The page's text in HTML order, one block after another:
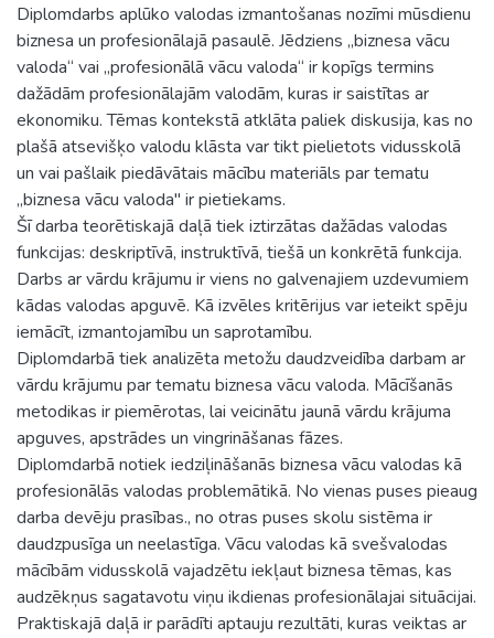
Diplomdarbs aplūko valodas izmantošanas nozīmi mūsdienu
biznesa un profesionālajā pasaulē. Jēdziens „biznesa vācu
valoda“ vai „profesionālā vācu valoda“ ir kopīgs termins
dažādām profesionālajām valodām, kuras ir saistītas ar
ekonomiku. Tēmas kontekstā atklāta paliek diskusija, kas no
plašā atsevišķo valodu klāsta var tikt pielietots vidusskolā
un vai pašlaik piedāvātais mācību materiāls par tematu
„biznesa vācu valoda" ir pietiekams.
Šī darba teorētiskajā daļā tiek iztirzātas dažādas valodas
funkcijas: deskriptīvā, instruktīvā, tiešā un konkrētā funkcija.
Darbs ar vārdu krājumu ir viens no galvenajiem uzdevumiem
kādas valodas apguvē. Kā izvēles kritērijus var ieteikt spēju
iemācīt, izmantojamību un saprotamību.
Diplomdarbā tiek analizēta metožu daudzveidība darbam ar
vārdu krājumu par tematu biznesa vācu valoda. Mācīšanās
metodikas ir piemērotas, lai veicinātu jaunā vārdu krājuma
apguves, apstrādes un vingrināšanas fāzes.
Diplomdarbā notiek iedziļināšanās biznesa vācu valodas kā
profesionālās valodas problemātikā. No vienas puses pieaug
darba devēju prasības., no otras puses skolu sistēma ir
daudzpusīga un neelastīga. Vācu valodas kā svešvalodas
mācībām vidusskolā vajadzētu iekļaut biznesa tēmas, kas
audzēkņus sagatavotu viņu ikdienas profesionālajai situācijai.
Praktiskajā daļā ir parādīti aptauju rezultāti, kuras veiktas ar